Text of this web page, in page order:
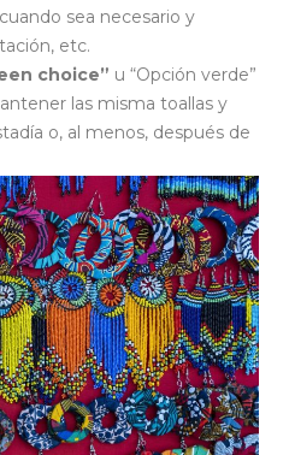
sea necesario y
etc.
choice” u “Opción verde”
las misma toallas y
o, al menos, después de